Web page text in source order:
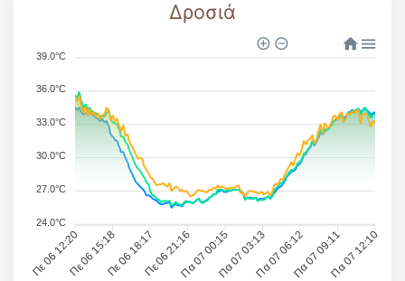
Δροσιά
Πε 06 12:20Πε 06 15:18Πε 06 18:17Πε 06 21:16Πα 07 00:15Πα 07 03:13Πα 07 06:12Πα 07 09:11Πα 07 12:10
39.0°C
36.0°C
33.0°C
30.0°C
27.0°C
24.0°C